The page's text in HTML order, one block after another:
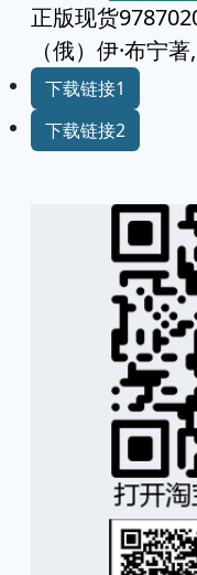
正版现货
（俄）伊·布宁
下载链接1
下载链接2